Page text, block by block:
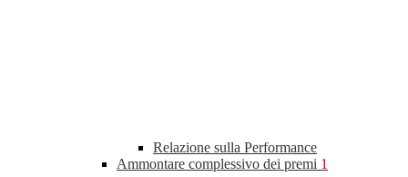
Relazione sulla Performance
Ammontare complessivo dei premi 1